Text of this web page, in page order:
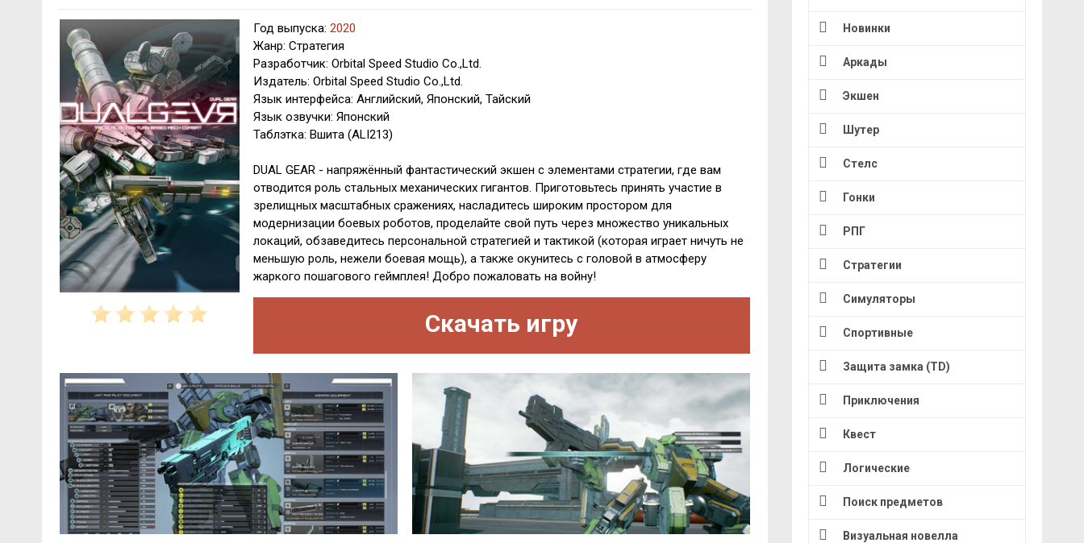
Год выпуска: 2020
Жанр: Стратегия
Разработчик: Orbital Speed Studio Co.,Ltd.
Издатель: Orbital Speed Studio Co.,Ltd.
Язык интерфейса: Английский, Японский, Тайский
Язык озвучки: Японский
Таблэтка: Вшита (ALI213)
DUAL GEAR - напряжённый фантастический экшен с элементами стратегии, где вам
отводится роль стальных механических гигантов. Приготовьтесь принять участие в
зрелищных масштабных сражениях, насладитесь широким простором для
модернизации боевых роботов, проделайте свой путь через множество уникальных
локаций, обзаведитесь персональной стратегией и тактикой (которая играет ничуть не
меньшую роль, нежели боевая мощь), а также окунитесь с головой в атмосферу
жаркого пошагового геймплея! Добро пожаловать на войну!
Скачать игру
Новинки
Аркады
Экшен
Шутер
Стелс
Гонки
РПГ
Стратегии
Симуляторы
Спортивные
Защита замка (TD)
Приключения
Квест
Логические
Поиск предметов
Визуальная новелла